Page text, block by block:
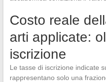
Costo reale
arti applicate:
iscrizione
Le tasse di iscrizione indicate
rappresentano solo una